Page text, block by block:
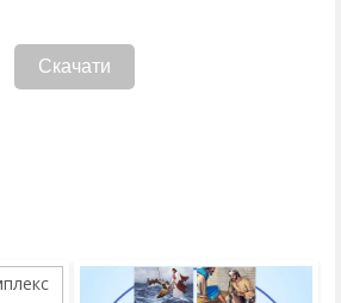
Скачати